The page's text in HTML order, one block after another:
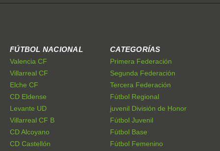
FÚTBOL NACIONAL
Valencia CF
Villarreal CF
Elche CF
CD Eldense
Levante UD
Villarreal CF B
CD Alcoyano
CD Castellón
CATEGORÍAS
Primera Federación
Segunda Federación
Tercera Federación
Fútbol Regional
juvenil División de Honor
Fútbol Juvenil
Fútbol Base
Fútbol Femenino